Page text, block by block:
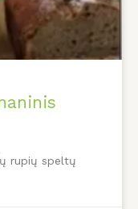
rupių speltų